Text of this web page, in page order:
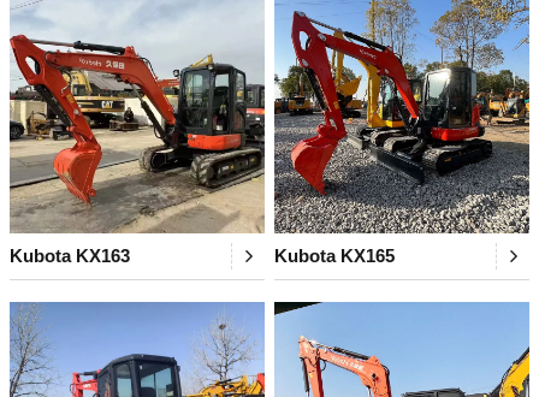
Kubota KX163 Kubota KX165